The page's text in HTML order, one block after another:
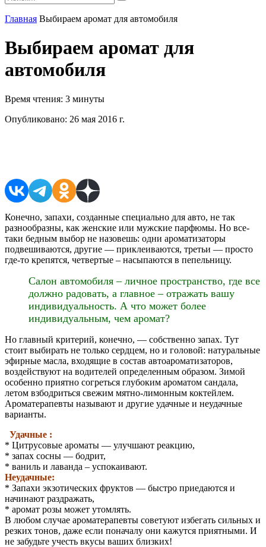
Главная Выбираем аромат для автомобиля
Выбираем аромат для
автомобиля
Время чтения: 3 минуты
Опубликовано: 26 мая 2016 г.
Конечно, запахи, созданные специально для авто, не так
разнообразны, как женские или мужские парфюмы. Но все-
таки бедным выбор не назовешь: одни ароматизаторы
подвешиваются, другие — приклеиваются, третьи — просто
где-то крепятся, четвертые – насыпаются в пепельницу.
Салон автомобиля – личное пространство, где все
должно радовать, а главное – отражать вашу
индивидуальность. А что может более
индивидуальным, чем аромат?
Но главный критерий, конечно, — собственно запах. Тут
стоит выбирать не только сердцем, но и головой: натуральные
эфирные масла, входящие в состав автоароматизаторов,
воздействуют на водителей определенным образом. Зимой
особенно приятно согреться глубоким ароматом сандала,
летом взбодриться свежим мятно-лимонным коктейлем.
Ароматерапевты называют и другие удачные и неудачные
варианты.
Удачные :
* Цитрусовые ароматы — улучшают реакцию,
* запах сосны — бодрит,
* ваниль и лаванда – успокаивают.
Неудачные:
* Запахи экзотических фруктов — быстро приедаются и
начинают раздражать,
* аромат розы может утомлять.
В любом случае ароматерапевты советуют избегать сильных и
резких тонов, даже если поначалу они кажутся приятными. И
не забудьте учесть вкусы ваших близких!